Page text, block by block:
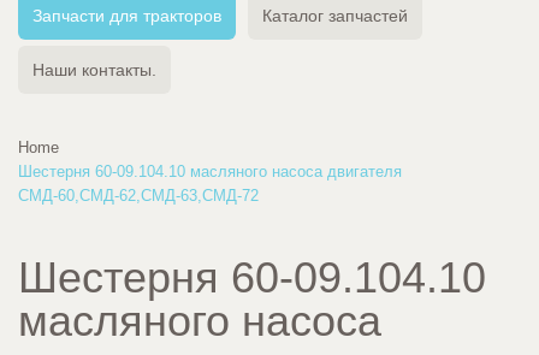
Запчасти для тракторов Каталог запчастей
Наши контакты.
Home
Шестерня 60-09.104.10 масляного насоса двигателя
СМД-60,СМД-62,СМД-63,СМД-72
Шестерня 60-09.104.10
масляного насоса